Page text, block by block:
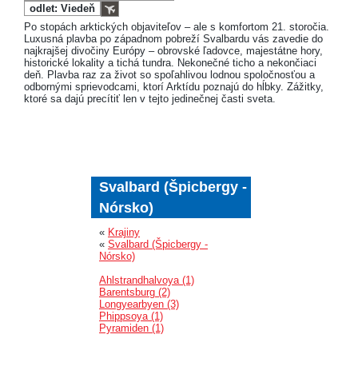
odlet: Viedeň
Po stopách arktických objaviteľov – ale s komfortom 21. storočia.
Luxusná plavba po západnom pobreží Svalbardu vás zavedie do
najkrajšej divočiny Európy – obrovské ľadovce, majestátne hory,
historické lokality a tichá tundra. Nekonečné ticho a nekončiaci
deň. Plavba raz za život so spoľahlivou lodnou spoločnosťou a
odbornými sprievodcami, ktorí Arktídu poznajú do hĺbky. Zážitky,
ktoré sa dajú precítiť len v tejto jedinečnej časti sveta.
Svalbard (Špicbergy -
Nórsko)
« Krajiny
« Svalbard (Špicbergy -
Nórsko)
Ahlstrandhalvoya (1)
Barentsburg (2)
Longyearbyen (3)
Phippsoya (1)
Pyramiden (1)